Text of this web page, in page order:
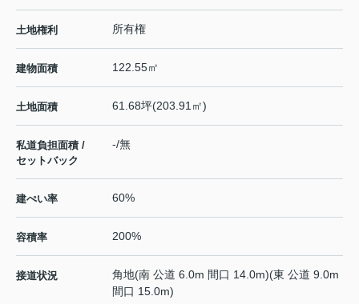
土地権利 所有権
建物面積 122.55㎡
土地面積 61.68坪(203.91㎡)
私道負担面積 /
セットバック
-/無
建ぺい率 60%
容積率 200%
接道状況
角地(南 公道 6.0m 間口 14.0m)(東 公道 9.0m
間口 15.0m)